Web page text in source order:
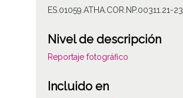
ES.01059.ATHA.COR.NP.00311.21-23
Nivel de descripción
Reportaje fotográfico
Incluido en